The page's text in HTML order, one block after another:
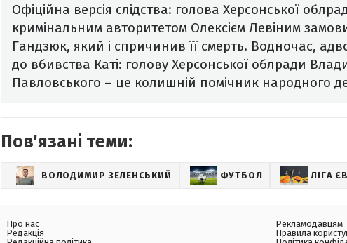
Офіційна версія слідства: голова Херсонської
кримінальним авторитетом Олексієм Левіним
Гандзюк, який і спричинив її смерть. Водночас,
до вбивства Каті: голову Херсонської облради
Павловського – це колишній помічник народного
Пов'язані теми:
ВОЛОДИМИР ЗЕЛЕНСЬКИЙ ФУТБОЛ ЛІГА
Про нас
Редакція
Рекламодавцям
Правила